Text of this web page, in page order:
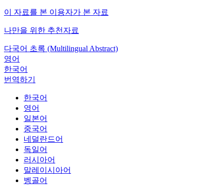
이 자료를 본 이용자가 본 자료
나만을 위한 추천자료
다국어 초록 (Multilingual Abstract)
영어
한국어
번역하기
한국어
영어
일본어
중국어
네덜란드어
독일어
러시아어
말레이시아어
벵골어